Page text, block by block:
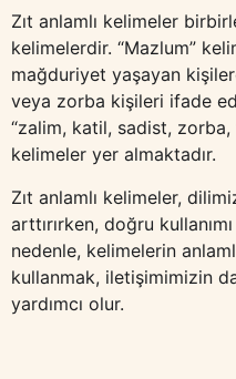
Zıt anlamlı kelimeler
kelimelerdir. “Mazlum”
mağduriyet yaşayan
veya zorba kişileri ifade
“zalim, katil, sadist, zorba,
kelimeler yer almaktadır.
Zıt anlamlı kelimeler,
arttırırken, doğru
nedenle, kelimelerin
kullanmak, iletişimimizin
yardımcı olur.